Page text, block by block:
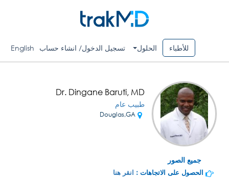
للأطباء الحلول تسجيل الدخول/ انشاء حساب English
جميع الصور
Dr. Dingane Baruti, MD
طبيب عام
الحصول على الاتجاهات : انقر هنا